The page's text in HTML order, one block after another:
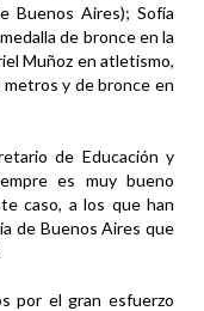
Buenos Aires); Sofía
de bronce en la
Muñoz en atletismo,
y de bronce en
de Educación y
es muy bueno
caso, a los que han
de Buenos Aires que
por el gran esfuerzo